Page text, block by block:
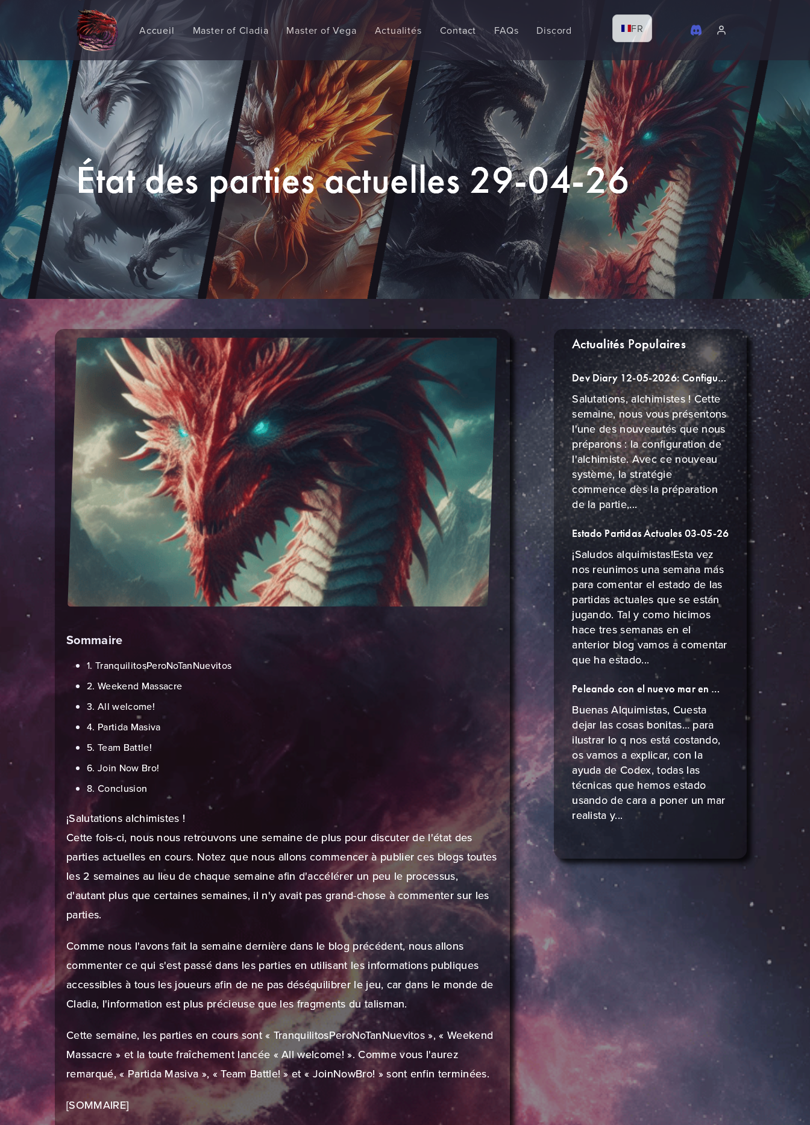
Accueil Master of Cladia Master of Vega Actualités Contact FAQs Discord FR
État des parties actuelles 29-04-26
Sommaire
1. TranquilitosPeroNoTanNuevitos
2. Weekend Massacre
3. All welcome!
4. Partida Masiva
5. Team Battle!
6. Join Now Bro!
8. Conclusion
¡Salutations alchimistes !
Cette fois-ci, nous nous retrouvons une semaine de plus pour discuter de l'état des
parties actuelles en cours. Notez que nous allons commencer à publier ces blogs toutes
les 2 semaines au lieu de chaque semaine afin d'accélérer un peu le processus,
d'autant plus que certaines semaines, il n'y avait pas grand-chose à commenter sur les
parties.
Comme nous l'avons fait la semaine dernière dans le blog précédent, nous allons
commenter ce qui s'est passé dans les parties en utilisant les informations publiques
accessibles à tous les joueurs afin de ne pas déséquilibrer le jeu, car dans le monde de
Cladia, l'information est plus précieuse que les fragments du talisman.
Cette semaine, les parties en cours sont « TranquilitosPeroNoTanNuevitos », « Weekend
Massacre » et la toute fraîchement lancée « All welcome! ». Comme vous l'aurez
remarqué, « Partida Masiva », « Team Battle! » et « JoinNowBro! » sont enfin terminées.
[SOMMAIRE]
Actualités Populaires
Dev Diary 12-05-2026: Configuration de l'alchimiste
Salutations, alchimistes ! Cette
semaine, nous vous présentons
l'une des nouveautés que nous
préparons : la configuration de
l'alchimiste. Avec ce nouveau
système, la stratégie
commence dès la préparation
de la partie,...
Estado Partidas Actuales 03-05-26
¡Saludos alquimistas!Esta vez
nos reunimos una semana más
para comentar el estado de las
partidas actuales que se están
jugando. Tal y como hicimos
hace tres semanas en el
anterior blog vamos a comentar
que ha estado...
Peleando con el nuevo mar en Master of Cladia
Buenas Alquimistas, Cuesta
dejar las cosas bonitas… para
ilustrar lo q nos está costando,
os vamos a explicar, con la
ayuda de Codex, todas las
técnicas que hemos estado
usando de cara a poner un mar
realista y...